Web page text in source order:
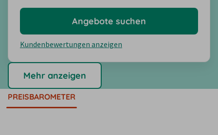
Kundenbewertungen anzeigen
Angebote suchen
Mehr anzeigen
PREISBAROMETER